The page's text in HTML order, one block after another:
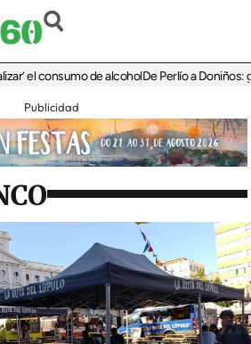
consumo de alcoholDe Perlío a Doniños: guía
Publicidad